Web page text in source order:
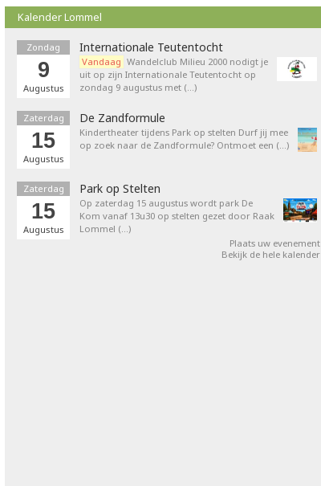
Kalender Lommel
Zondag
9
Augustus
Internationale Teutentocht
Vandaag Wandelclub Milieu 2000 nodigt je
uit op zijn Internationale Teutentocht op
zondag 9 augustus met (…)
Zaterdag
15
Augustus
De Zandformule
Kindertheater tijdens Park op stelten Durf jij mee
op zoek naar de Zandformule? Ontmoet een (…)
Zaterdag
15
Augustus
Park op Stelten
Op zaterdag 15 augustus wordt park De
Kom vanaf 13u30 op stelten gezet door Raak
Lommel (…)
Plaats uw evenement
Bekijk de hele kalender